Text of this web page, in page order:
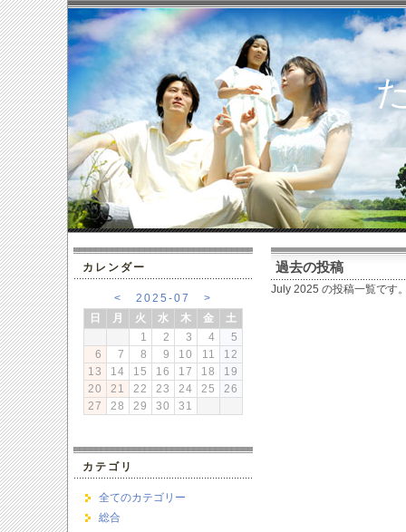
過去の投稿
July 2025 の投稿一覧です
カレンダー
< 2025-07
>
日
月 火 水 木 金
土
1
2 3 4
5
6
7 8 9 10 11
12
13
14 15 16 17 18
19
20
21 22 23 24 25
26
27
28 29 30 31
カテゴリ
全てのカテゴリー
総合